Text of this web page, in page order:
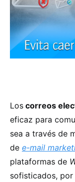
Los correos
eficaz para
sea a través de
de e-mail
plataformas de
sofisticados,